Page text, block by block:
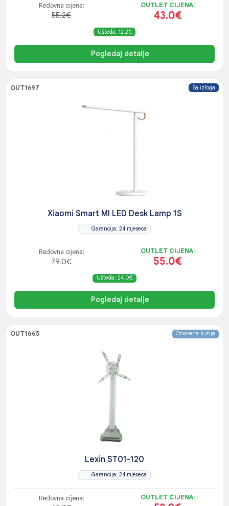
Redovna cijena:
55.2€
OUTLET CIJENA:
43.0€
Ušteda: 12.2€
Pogledaj detalje
OUT1697 Sa izloga
Xiaomi Smart MI LED Desk Lamp 1S
Garancija: 24 mjeseca
Redovna cijena:
79.0€
OUTLET CIJENA:
55.0€
Ušteda: 24.0€
Pogledaj detalje
OUT1665 Otvorena kutija
Lexin ST01-120
Garancija: 24 mjeseca
Redovna cijena: OUTLET CIJENA: